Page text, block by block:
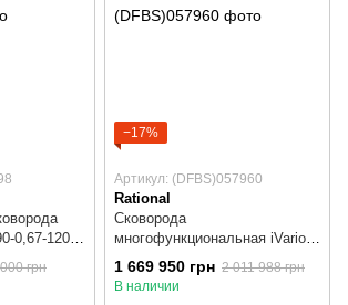
0,67-120
грн
−17%
Артикул: (DFBS)057960
Rational
Сковорода
многофункциональная iVario
Pro XLP Rational
1 669 950 грн 2 011 988 грн
В наличии